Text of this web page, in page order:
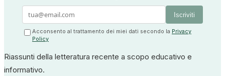
Iscriviti
Acconsento al trattamento dei miei dati secondo la Privacy
Policy
Riassunti della letteratura recente a scopo educativo e
informativo.